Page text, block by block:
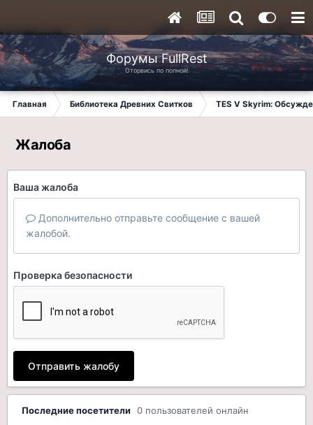
Форумы FullRest
Оторвись по полной!
Главная Библиотека Древних Свитков TES V Skyrim:
Жалоба
Ваша жалоба
Дополнительно отправьте сообщение с вашей
жалобой.
Проверка безопасности
Отправить жалобу
Последние посетители 0 пользователей онлайн